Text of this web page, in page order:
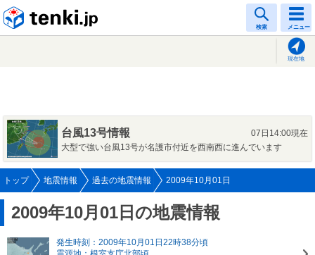
検索 メニュー
現在地
台風13号情報
07日14:00現在
大型で強い台風13号が名護市付近を西南西に進んでいます
トップ 地震情報 過去の地震情報 2009年10月01日
2009年10月01日の地震情報
発生時刻：2009年10月01日22時38分頃